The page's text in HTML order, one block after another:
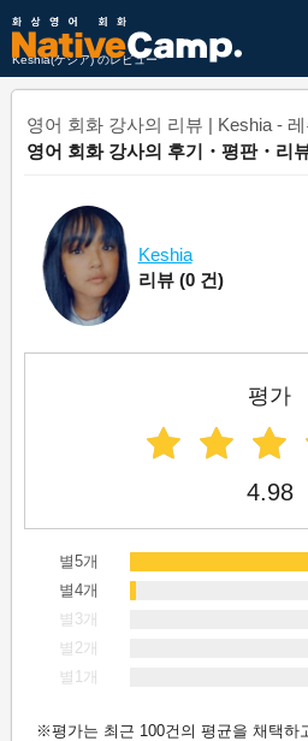
Keshia(ケシア) のレビュー
영어 회화 강사의 리뷰 | Keshia - 레
영어 회화 강사의 후기・평판・리
Keshia
리뷰 (0 건)
평가
4.98
별5개
별4개
별3개
별2개
별1개
평가는 최근 100건의 평균을 채택하